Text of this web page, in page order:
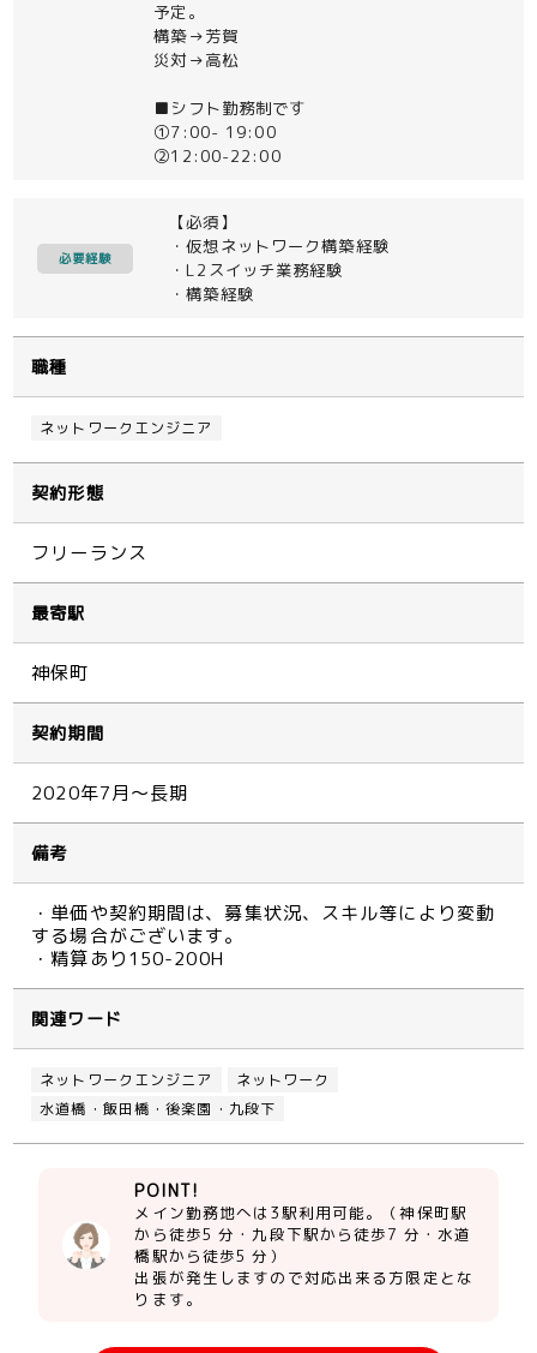
予定。
構築→芳賀
災対→高松
■シフト勤務制です
①7:00- 19:00
②12:00-22:00
必要経験
【必須】
・仮想ネットワーク構築経験
・L2スイッチ業務経験
・構築経験
職種
ネットワークエンジニア
契約形態
フリーランス
最寄駅
神保町
契約期間
2020年7月～長期
備考
・単価や契約期間は、募集状況、スキル等により変動
する場合がございます。
・精算あり150-200H
関連ワード
ネットワークエンジニア
ネットワーク
水道橋・飯田橋・後楽園・九段下
POINT!
メイン勤務地へは3駅利用可能。（神保町駅
から徒歩5 分・九段下駅から徒歩7 分・水道
橋駅から徒歩5 分）
出張が発生しますので対応出来る方限定とな
ります。